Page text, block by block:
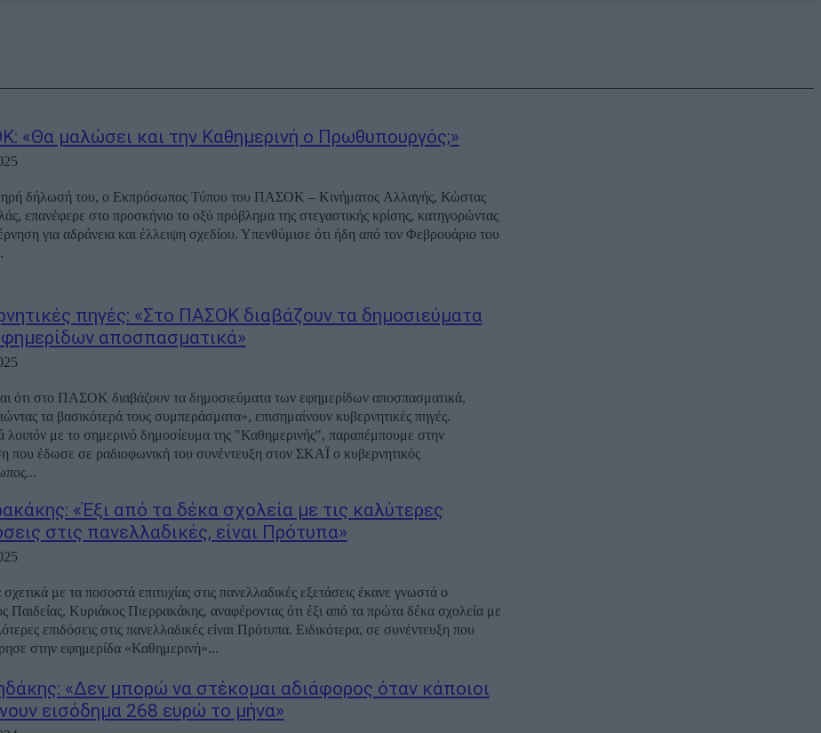
«Θα μαλώσει και την Καθημερινή ο Πρωθυπουργός;»
δήλωσή του, ο Εκπρόσωπος Τύπου του ΠΑΣΟΚ – Κινήματος Αλλαγής, Κώστας
επανέφερε στο προσκήνιο το οξύ πρόβλημα της στεγαστικής κρίσης, κατηγορώντας
για αδράνεια και έλλειψη σχεδίου. Υπενθύμισε ότι ήδη από τον Φεβρουάριο του
πηγές: «Στο ΠΑΣΟΚ διαβάζουν τα δημοσιεύματα
αποσπασματικά»
ότι στο ΠΑΣΟΚ διαβάζουν τα δημοσιεύματα των εφημερίδων αποσπασματικά,
τα βασικότερά τους συμπεράσματα», επισημαίνουν κυβερνητικές πηγές.
λοιπόν με το σημερινό δημοσίευμα της "Καθημερινής", παραπέμπουμε στην
που έδωσε σε ραδιοφωνική του συνέντευξη στον ΣΚΑΪ ο κυβερνητικός
«Έξι από τα δέκα σχολεία με τις καλύτερες
στις πανελλαδικές, είναι Πρότυπα»
σχετικά με τα ποσοστά επιτυχίας στις πανελλαδικές εξετάσεις έκανε γνωστά ο
Παιδείας, Κυριάκος Πιερρακάκης, αναφέροντας ότι έξι από τα πρώτα δέκα σχολεία με
επιδόσεις στις πανελλαδικές είναι Πρότυπα. Ειδικότερα, σε συνέντευξη που
στην εφημερίδα «Καθημερινή»...
«Δεν μπορώ να στέκομαι αδιάφορος όταν κάποιοι
εισόδημα 268 ευρώ το μήνα»